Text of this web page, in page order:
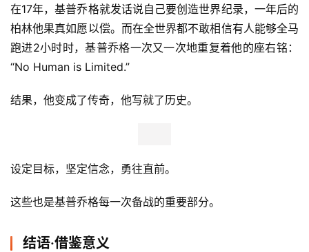
在17年，基普乔格就发话说自己要创造世界纪录，一年后的
柏林他果真如愿以偿。而在全世界都不敢相信有人能够全马
跑进2小时时，基普乔格一次又一次地重复着他的座右铭：
“No Human is Limited.”
结果，他变成了传奇，他写就了历史。
设定目标，坚定信念，勇往直前。
这些也是基普乔格每一次备战的重要部分。
结语·借鉴意义